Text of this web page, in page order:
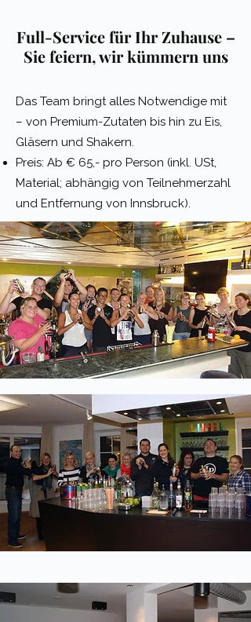
Full-Service für Ihr Zuhause –
Sie feiern, wir kümmern uns
Das Team bringt alles Notwendige mit
– von Premium-Zutaten bis hin zu Eis,
Gläsern und Shakern.
Preis: Ab € 65,- pro Person (inkl. USt,
Material; abhängig von Teilnehmerzahl
und Entfernung von Innsbruck).